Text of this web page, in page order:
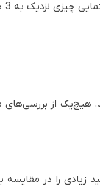
که تحت آزمایشات ما قرار گرفت به عدد
زیادی را در مقایسه